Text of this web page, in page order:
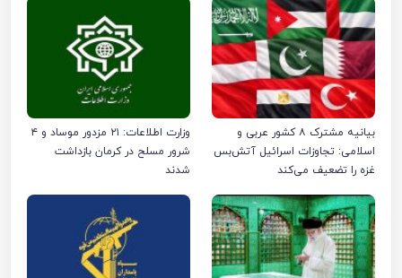
بیانیه مشترک ۸ کشور عربی و
اسلامی: تجاوزات اسرائیل آتش‌بس
غزه را تضعیف می‌کند
وزارت اطلاعات: ۲۱ مزدور موساد و ۴
شرور مسلح در کرمان بازداشت
شدند